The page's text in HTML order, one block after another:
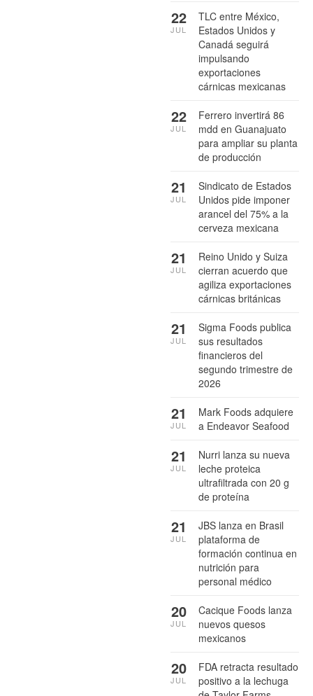
TLC entre México,
Estados Unidos y
Canadá seguirá
impulsando
exportaciones
cárnicas mexicanas
22
JUL
Ferrero invertirá 86
mdd en Guanajuato
para ampliar su planta
de producción
22
JUL
Sindicato de Estados
Unidos pide imponer
arancel del 75% a la
cerveza mexicana
21
JUL
Reino Unido y Suiza
cierran acuerdo que
agiliza exportaciones
cárnicas británicas
21
JUL
Sigma Foods publica
sus resultados
financieros del
segundo trimestre de
2026
21
JUL
Mark Foods adquiere
a Endeavor Seafood
21
JUL
Nurri lanza su nueva
leche proteica
ultrafiltrada con 20 g
de proteína
21
JUL
JBS lanza en Brasil
plataforma de
formación continua en
nutrición para
personal médico
21
JUL
Cacique Foods lanza
nuevos quesos
mexicanos
20
JUL
FDA retracta resultado
positivo a la lechuga
20
JUL